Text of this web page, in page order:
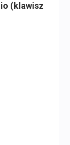
(klawisz